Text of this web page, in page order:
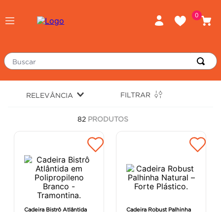
0
Buscar
RELEVÂNCIA FILTRAR
82 PRODUTOS
Cadeira Bistrô Atlântida
Cadeira Robust Palhinha
º tinta
massa corrida
chuveiro
argamassa